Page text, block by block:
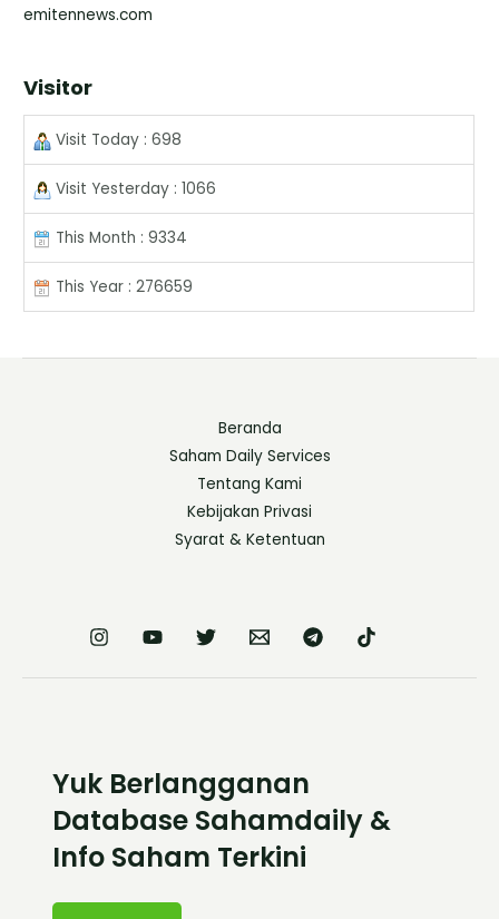
emitennews.com
Visitor
Visit Today : 698
Visit Yesterday : 1066
This Month : 9334
This Year : 276659
Beranda
Saham Daily Services
Tentang Kami
Kebijakan Privasi
Syarat & Ketentuan
Yuk Berlangganan
Database Sahamdaily &
Info Saham Terkini